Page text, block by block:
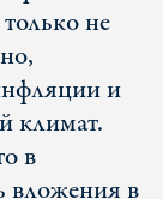
не
и
климат.
в
вложения в